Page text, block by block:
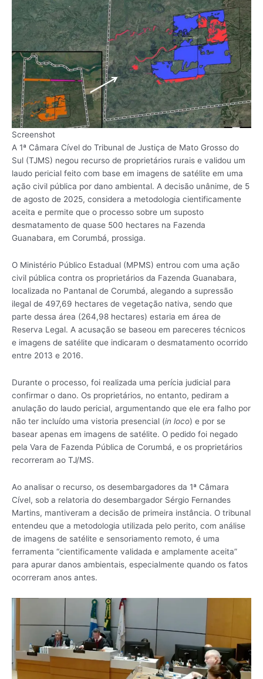
Screenshot
A 1ª Câmara Cível do Tribunal de Justiça de Mato Grosso do
Sul (TJMS) negou recurso de proprietários rurais e validou um
laudo pericial feito com base em imagens de satélite em uma
ação civil pública por dano ambiental. A decisão unânime, de 5
de agosto de 2025, considera a metodologia cientificamente
aceita e permite que o processo sobre um suposto
desmatamento de quase 500 hectares na Fazenda
Guanabara, em Corumbá, prossiga.
O Ministério Público Estadual (MPMS) entrou com uma ação
civil pública contra os proprietários da Fazenda Guanabara,
localizada no Pantanal de Corumbá, alegando a supressão
ilegal de 497,69 hectares de vegetação nativa, sendo que
parte dessa área (264,98 hectares) estaria em área de
Reserva Legal. A acusação se baseou em pareceres técnicos
e imagens de satélite que indicaram o desmatamento ocorrido
entre 2013 e 2016.
Durante o processo, foi realizada uma perícia judicial para
confirmar o dano. Os proprietários, no entanto, pediram a
anulação do laudo pericial, argumentando que ele era falho por
não ter incluído uma vistoria presencial (in loco) e por se
basear apenas em imagens de satélite. O pedido foi negado
pela Vara de Fazenda Pública de Corumbá, e os proprietários
recorreram ao TJ/MS.
Ao analisar o recurso, os desembargadores da 1ª Câmara
Cível, sob a relatoria do desembargador Sérgio Fernandes
Martins, mantiveram a decisão de primeira instância. O tribunal
entendeu que a metodologia utilizada pelo perito, com análise
de imagens de satélite e sensoriamento remoto, é uma
ferramenta “cientificamente validada e amplamente aceita”
para apurar danos ambientais, especialmente quando os fatos
ocorreram anos antes.